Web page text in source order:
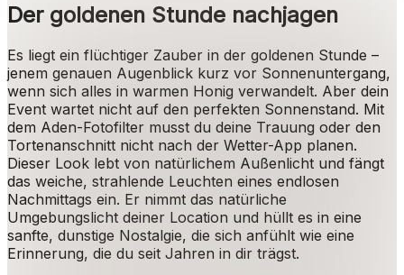
Der goldenen Stunde nachjagen
Es liegt ein flüchtiger Zauber in der goldenen Stunde –
jenem genauen Augenblick kurz vor Sonnenuntergang,
wenn sich alles in warmen Honig verwandelt. Aber dein
Event wartet nicht auf den perfekten Sonnenstand. Mit
dem Aden-Fotofilter musst du deine Trauung oder den
Tortenanschnitt nicht nach der Wetter-App planen.
Dieser Look lebt von natürlichem Außenlicht und fängt
das weiche, strahlende Leuchten eines endlosen
Nachmittags ein. Er nimmt das natürliche
Umgebungslicht deiner Location und hüllt es in eine
sanfte, dunstige Nostalgie, die sich anfühlt wie eine
Erinnerung, die du seit Jahren in dir trägst.